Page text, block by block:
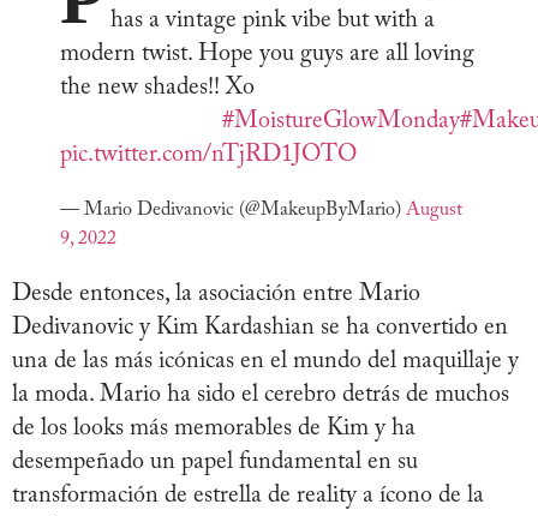
has a vintage pink vibe but with a
modern twist. Hope you guys are all loving
the new shades!! Xo
#MoistureGlowMonday
pic.twitter.com/nTjRD1JOTO
— Mario Dedivanovic (@MakeupByMario) August
9, 2022
Desde entonces, la asociación entre Mario
Dedivanovic y Kim Kardashian se ha convertido en
una de las más icónicas en el mundo del maquillaje y
la moda. Mario ha sido el cerebro detrás de muchos
de los looks más memorables de Kim y ha
desempeñado un papel fundamental en su
transformación de estrella de reality a ícono de la